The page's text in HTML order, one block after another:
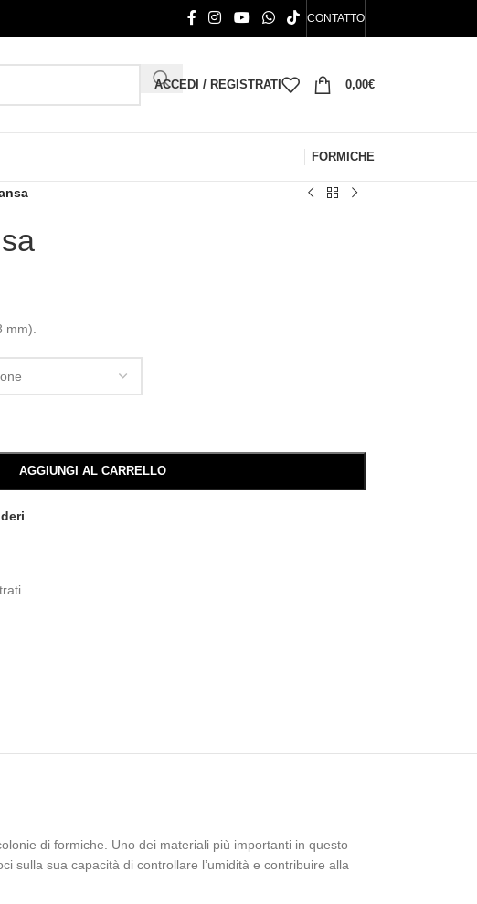
CONTATTO
ACCEDI / REGISTRATI 0,00€
FORMICHE
mm).
AGGIUNGI AL CARRELLO
di formiche. Uno dei materiali più importanti in questo
sulla sua capacità di controllare l’umidità e contribuire alla